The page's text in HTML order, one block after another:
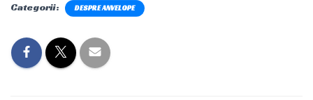
Categorii: DESPRE ANVELOPE